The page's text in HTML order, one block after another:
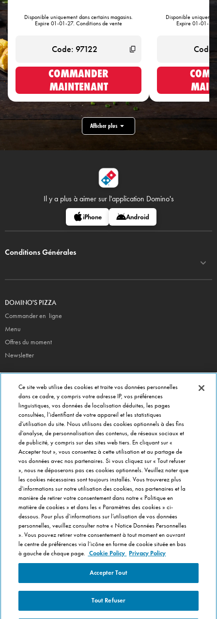
Disponible uniquement dans certains magasins.
Expire 01-01-27. Conditions de vente
COMMANDER
MAINTENANT
Disponible
Expire 01-01-
Afficher plus
Il y a plus à aimer sur l'application Domino's
iPhone Android
Conditions Générales
DOMINO'S PIZZA
Commander en ligne
Menu
Offres du moment
Newsletter
Siège Social
Info magasins
Formulaire de Contact
Gérer vos préférences
INFO FRANCHISÉ
Franchise Domino's
Critères de Sélection
Questions Fréquentes
A PROPOS DE DOMINO'S
Travailler chez Domino's
Dans notre cuisine
Care Team (pour les collaborateurs)
Ce site web utilise des cookies et traite vos données personnelles
dans ce cadre, y compris votre adresse IP, vos préférences
linguistiques, vos données de localisation déduites, les pages
consultées, l’identifiant de votre appareil et les statistiques
d’utilisation du site. Nous utilisons des cookies optionnels à des fins
d’analyse, de personnalisation des contenus, de réseaux sociaux et
de publicité, y compris sur des sites web tiers. En cliquant sur «
Accepter tout », vous consentez à cette utilisation et au partage de
vos données avec nos partenaires. Si vous cliquez sur « Tout refuser
», nous ne déposerons pas ces cookies optionnels. Veuillez noter que
les cookies nécessaires sont toujours installés. Vous trouverez plus
d’informations sur notre utilisation des cookies, nos partenaires et la
manière de retirer votre consentement dans notre « Politique en
matière de cookies » et dans les « Paramètres des cookies » ci-
dessous. Pour plus d’informations sur l’utilisation de vos données
personnelles, veuillez consulter notre « Notice Données Personnelles
». Vous pouvez retirer votre consentement à tout moment en ouvrant
le centre de préférences via l’icône en forme de cookie située en bas
à gauche de chaque page. Cookie Policy Privacy Policy
Accepter Tout
Tout Refuser